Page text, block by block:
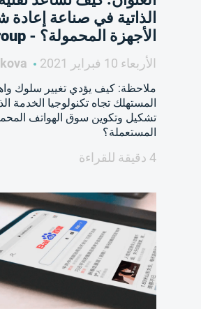
الذاتية في صناعة إعادة
الأجهزة المحمولة؟ - NSYS Group
الأربعاء 10 فبراير 2021
ملاحظة: كيف يؤدي تغيير سلوك
المستهلك تجاه تكنولوجيا الخدمة
تشكيل وتكوين سوق الهواتف
المستعملة؟
4 دقيقة للقراءة